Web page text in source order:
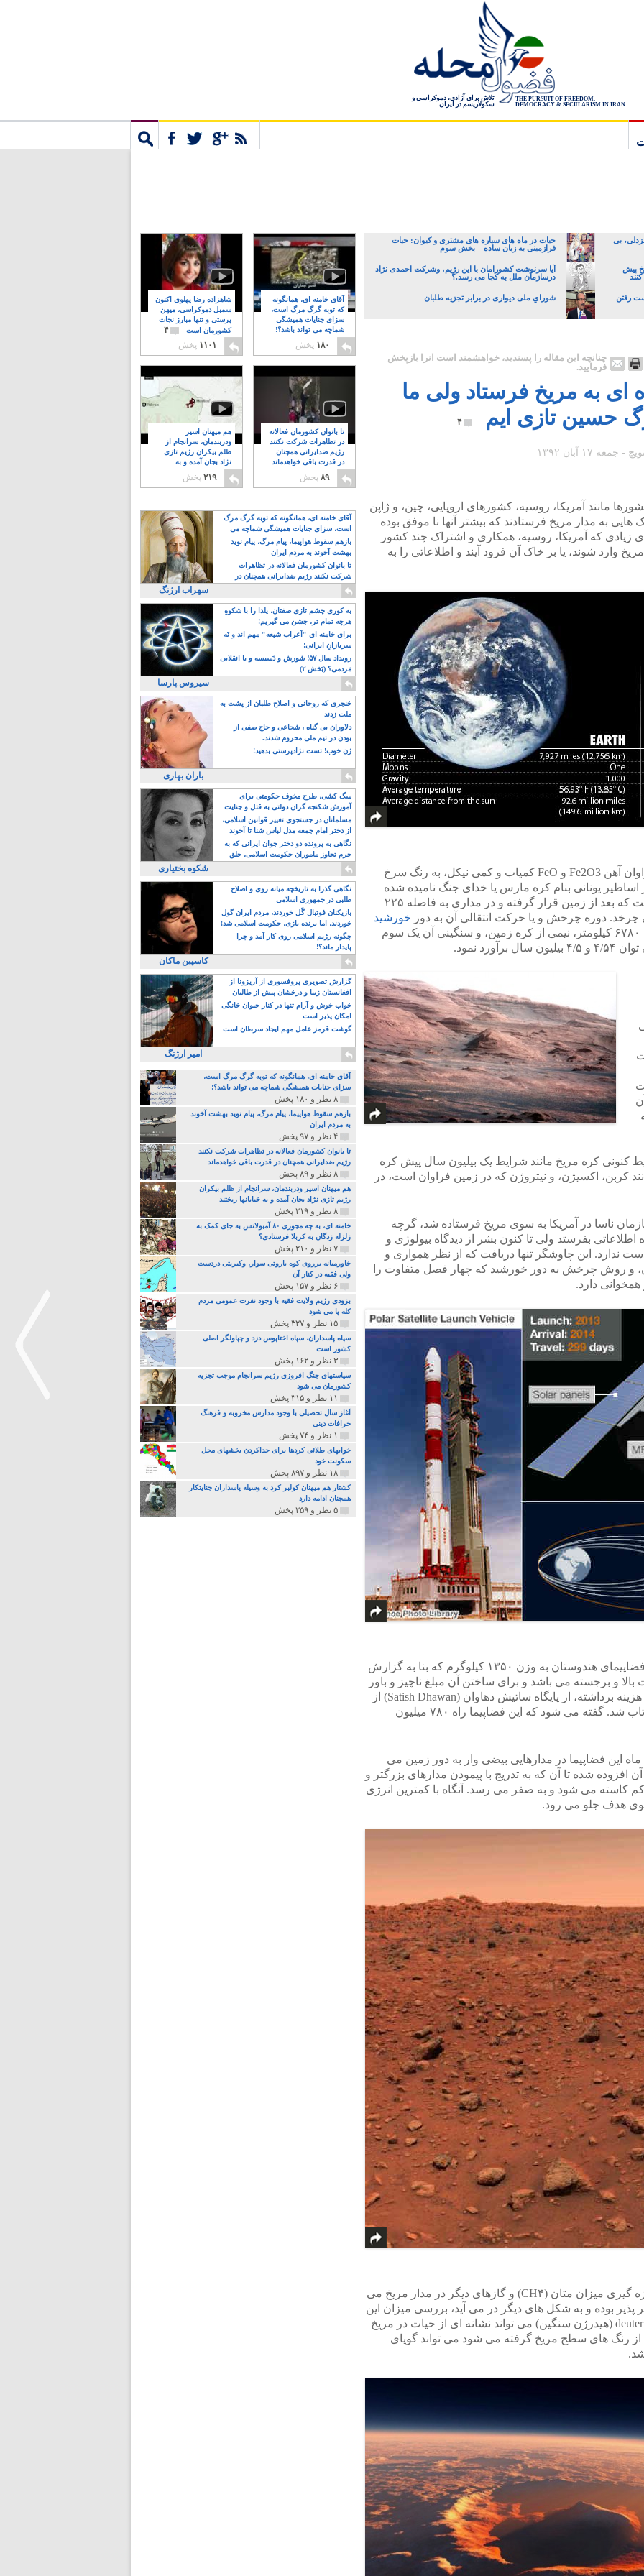
THE PURSUIT OF FREEDOM,
DEMOCRACY & SECULARISM IN IRAN
تلاش برای آزادی، دموکراسی و
سکولاریسم در ایران
بی
حیات در ماه های سیاره های مشتری و کیوان: حیات
فرازمینی به زبان ساده – بخش سوم
پیش
آیا سرنوشت کشورامان با این رژیم، وشرکت احمدی نژاد
درسازمان ملل به کجا می رسد.؟
رفتن شورایِ ملی دیواری در برابر تجزیه طلبان
چنانچه این مقاله را پسندید، خواهشمند است آنرا بازپخش
فرمایید.
ای به مریخ فرستاد ولی ما
حسین تازی ایم
۴
کشورها مانند آمریکا، روسیه، کشورهای اروپایی، چین، و ژاپن
به مدار مریخ فرستادند که بیشتر آنها نا موفق بوده
که آمریکا، روسیه، همکاری و اشتراک چند کشور
وارد شوند، یا بر خاک آن فرود آیند و اطلاعاتی را به
کره مریخ که به دلیل داشتن ترکیبات فراوان آهن ‪ کمیاب ‬FeO ‪و‬ Fe2O3و کمی نیکل، به رنگ سرخ
یونانی بنام کره مارس یا خدای جنگ نامیده شده
است. مریخ چهارمین سیاره خورشید است که بعد از زمین قرار گرفته و در مداری به فاصله ۲۲۵
چرخد. دوره چرخش و یا حرکت انتقالی آن به دور خورشید
. قطر کره مریخ ۶۷۸۰ کیلومتر، نیمی از کره زمین، و سنگینی آن یک سوم
نمود.
کنونی کره مریخ مانند شرایط یک بیلیون سال پیش کره
کربن، اکسیژن، و نیتروژن که در زمین فراوان است، در
۲۰۰۴ از سوی سازمان ناسا در آمریکا به سوی مریخ فرستاده شد، گرچه
بفرستد ولی تا کنون بشر از دیدگاه بیولوژی و
ندارد. این چاوشگر تنها دریافت که از نظر همواری و
و روش چرخش به دور خورشید که چهار فصل متفاوت را
دارد.
در بامداد روز سه شنبه ۳ نوامبر ۲۰۱۳، فضاپیمای هندوستان به وزن ۱۳۵۰ کیلوگرم که بنا به گزارش
و برجسته می باشد و برای ساختن آن مبلغ ناچیز و باور
نکردنی ۴۵ میلیون پوند (۷۲ میلیون دلار) هزینه برداشته، از پایگاه ساتیش دهاوان (Satish Dhawan) از
کناره خاوری آن کشور به سوی مریخ پرتاب شد. گفته می شود که این فضاپیما راه ۷۸۰ میلیون
این فضاپیما در مدارهایی بیضی وار به دور زمین می
شده تا آن که به تدریج با پیمودن مدارهای بزرگتر و
کم کاسته می شود و به صفر می رسد. آنگاه با کمترین انرژی
هدف جلو می رود.
چنین پیداست که هدف این فضا پیما اندازه گیری میزان متان (CH‪۴‬) و گازهای دیگر در مدار مریخ می
پذیر بوده و به شکل های دیگر در می آید، بررسی میزان این
گاز و گازهایی چون هیدرژن و دتریم deuterium (هیدرژن سنگین) می تواند نشانه ای از حیات در مریخ
رنگ های سطح مریخ گرفته می شود می تواند گویای
شاهزاده رضا پهلوی اکنون
سمبل دموکراسی، میهن
پرستی و تنها مبارز نجات
کشورمان است
۴
۱۱۰۱ پخش
آقای خامنه ای، همانگونه
که توبه گرگ مرگ است،
سزای جنایات همیشگی
شماچه می تواند باشد؟!
۸
۱۸۰ پخش
هم میهنان اسیر
ودربندمان، سرانجام از
ظلم بیکران رژیم تازی
نژاد بجان آمده و به
۲۱۹ پخش
تا بانوان کشورمان فعالانه
در تظاهرات شرکت نکنند
رژیم ضدایرانی همچنان
در قدرت باقی خواهدماند
۸
۸۹ پخش
آقای خامنه ای، همانگونه که توبه گرگ مرگ
است، سزای جنایات همیشگی شماچه می
تواند باشد؟!
بازهم سقوط هواپیما، پیام مرگ، پیام نوید
بهشت آخوند به مردم ایران
تا بانوان کشورمان فعالانه در تظاهرات
شرکت نکنند رژیم ضدایرانی همچنان در
قدرت باقی خواهدماند
سهراب ارژنگ
به کوری چشم تازی صفتان، یلدا را با شکوهِ
هرچه تمام تر، جشن می گیریم!
برای خامنه ای "اَعراب شیعه" مهم اند و نَه
سربازانِ ایرانی!
رویداد سال ۵۷؛ شورش و دَسیسه و یا انقلابی
مَردمی؟ (بَخش ۲)
سیروس پارسا
خنجری که روحانی و اصلاح طلبان از پشت به
ملت زدند
دلاوران بی گناه ، شجاعی و حاج صفی از
بودن در تیم ملی محروم شدند.
ژن خوب! تست نژادپرستی بدهید!
باران بهاری
سگ کشی، طرح مخوف حکومتی برای
آموزش شکنجه گران دولتی به قتل و جنایت
بیشتر
مسلمانان در جستجوی تغییر قوانین اسلامی،
از دختر امام جمعه مدل لباس شنا تا آخوند
مسلمان همجنسگرا!
نگاهی به پرونده دو دختر جوان ایرانی که به
جرم تجاوز ماموران حکومت اسلامی، حلق
آویز شدند!
شکوه بختیاری
نگاهی گذرا به تاریخچه میانه روی و اصلاح
طلبی در جمهوری اسلامی
بازیکنان فوتبال گًل خوردند، مردم ایران گول
خوردند، اما برنده بازی، حکومت اسلامی شد!
چگونه رژیم اسلامی روی کار آمد و چرا
پایدار ماند؟!
کاسپین ماکان
گزارش تصویری پروفسوری از آریزونا از
افغانستان زیبا و درخشان پیش از طالبان
خواب خوش و آرام تنها در کنار حیوان خانگی
امکان پذیر است
گوشت قرمز عامل مهم ایجاد سرطان است
امیر ارژنگ
آقای خامنه ای، همانگونه که توبه گرگ مرگ است،
سزای جنایات همیشگی شماچه می تواند باشد؟!
۸ نظر و ۱۸۰ پخش
بازهم سقوط هواپیما، پیام مرگ، پیام نوید بهشت آخوند
به مردم ایران
۴ نظر و ۹۷ پخش
تا بانوان کشورمان فعالانه در تظاهرات شرکت نکنند
رژیم ضدایرانی همچنان در قدرت باقی خواهدماند
۸ نظر و ۸۹ پخش
هم میهنان اسیر ودربندمان، سرانجام از ظلم بیکران
رژیم تازی نژاد بجان آمده و به خبابانها ریختند
۸ نظر و ۲۱۹ پخش
خامنه ای، به چه مجوزی ۸۰ آمبولانس به جای کمک به
زلزله زدگان به کربلا فرستادی؟
۷ نظر و ۲۱۰ پخش
خاورمیانه برروی کوه باروتی سوار، وکبریتی دردست
ولی فقیه در کنار آن
۶ نظر و ۱۵۷ پخش
بزودی رژیم ولایت فقیه با وجود نفرت عمومی مردم
کله پا می شود
۱۵ نظر و ۳۲۷ پخش
سپاه پاسداران، سپاه اختاپوس دزد و چپاولگر اصلی
کشور است
۳ نظر و ۱۶۲ پخش
سیاستهای جنگ افروزی رژیم سرانجام موجب تجزیه
کشورمان می شود
۱۱ نظر و ۳۱۵ پخش
آغاز سال تحصیلی با وجود مدارس مخروبه و فرهنگ
خرافات دینی
۱ نظر و ۷۴ پخش
خوابهای طلائی کردها برای جداکردن بخشهای محل
سکونت خود
۱۸ نظر و ۸۹۷ پخش
کشتار هم میهنان کولبر کرد به وسیله پاسداران جنایتکار
همچنان ادامه دارد
۵ نظر و ۲۵۹ پخش